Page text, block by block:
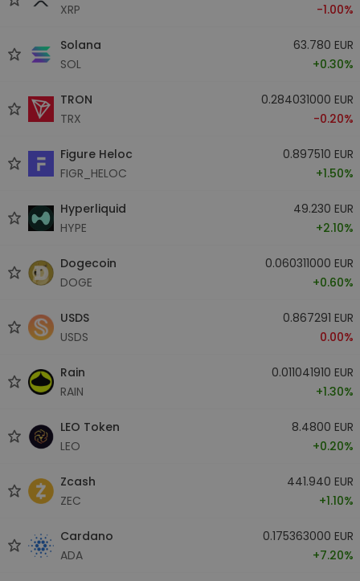
XRP
-1.00%
Solana
SOL
63.780 EUR
+0.30%
TRON
TRX
0.284031000 EUR
-0.20%
Figure Heloc
FIGR_HELOC
0.897510 EUR
+1.50%
Hyperliquid
HYPE
49.230 EUR
+2.10%
Dogecoin
DOGE
0.060311000 EUR
+0.60%
USDS
USDS
0.867291 EUR
0.00%
Rain
RAIN
0.011041910 EUR
+1.30%
LEO Token
LEO
8.4800 EUR
+0.20%
Zcash
ZEC
441.940 EUR
+1.10%
Cardano
ADA
0.175363000 EUR
+7.20%